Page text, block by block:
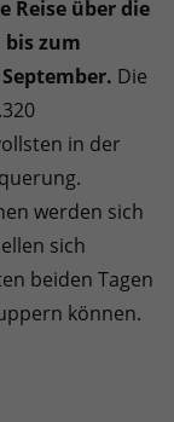
Reise über die
zum
Die
in der
werden sich
sich
beiden Tagen
können.